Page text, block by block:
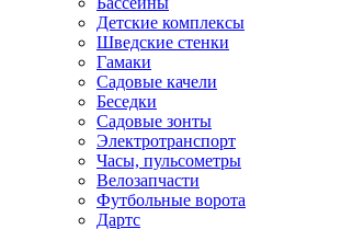
Детские комплексы
Шведские стенки
Гамаки
Садовые качели
Беседки
Садовые зонты
Электротранспорт
Часы, пульсометры
Велозапчасти
Футбольные ворота
Дартс